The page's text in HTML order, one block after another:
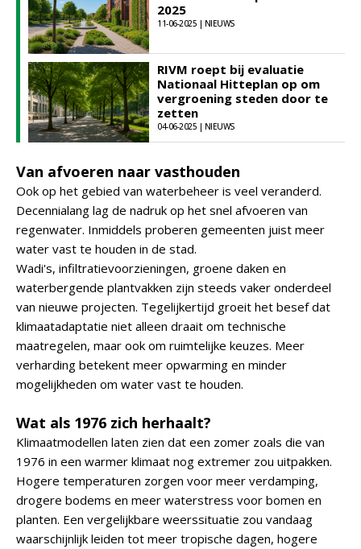
2025
11-06-2025 | NIEUWS
RIVM roept bij evaluatie
Nationaal Hitteplan op om
vergroening steden door te
zetten
04-06-2025 | NIEUWS
Van afvoeren naar vasthouden
Ook op het gebied van waterbeheer is veel veranderd.
Decennialang lag de nadruk op het snel afvoeren van
regenwater. Inmiddels proberen gemeenten juist meer
water vast te houden in de stad.
Wadi's, infiltratievoorzieningen, groene daken en
waterbergende plantvakken zijn steeds vaker onderdeel
van nieuwe projecten. Tegelijkertijd groeit het besef dat
klimaatadaptatie niet alleen draait om technische
maatregelen, maar ook om ruimtelijke keuzes. Meer
verharding betekent meer opwarming en minder
mogelijkheden om water vast te houden.
Wat als 1976 zich herhaalt?
Klimaatmodellen laten zien dat een zomer zoals die van
1976 in een warmer klimaat nog extremer zou uitpakken.
Hogere temperaturen zorgen voor meer verdamping,
drogere bodems en meer waterstress voor bomen en
planten. Een vergelijkbare weerssituatie zou vandaag
waarschijnlijk leiden tot meer tropische dagen, hogere